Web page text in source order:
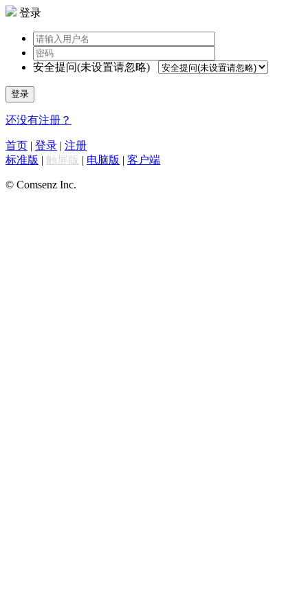
登录
安全提问(未设置请忽略)
登录
还没有注册？
首页 | 登录 | 注册
标准版 | 触屏版 | 电脑版 | 客户端
© Comsenz Inc.